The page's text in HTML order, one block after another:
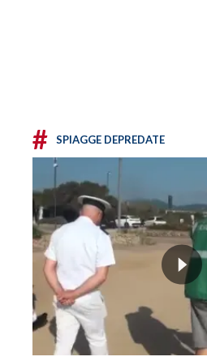
# SPIAGGE DEPREDATE